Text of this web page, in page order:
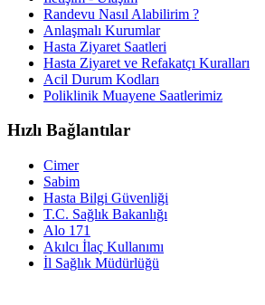
Randevu Nasıl Alabilirim ?
Anlaşmalı Kurumlar
Hasta Ziyaret Saatleri
Hasta Ziyaret ve Refakatçı Kuralları
Acil Durum Kodları
Poliklinik Muayene Saatlerimiz
Hızlı Bağlantılar
Cimer
Sabim
Hasta Bilgi Güvenliği
T.C. Sağlık Bakanlığı
Alo 171
Akılcı İlaç Kullanımı
İl Sağlık Müdürlüğü